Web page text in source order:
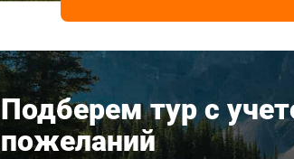
Подберем тур с
пожеланий